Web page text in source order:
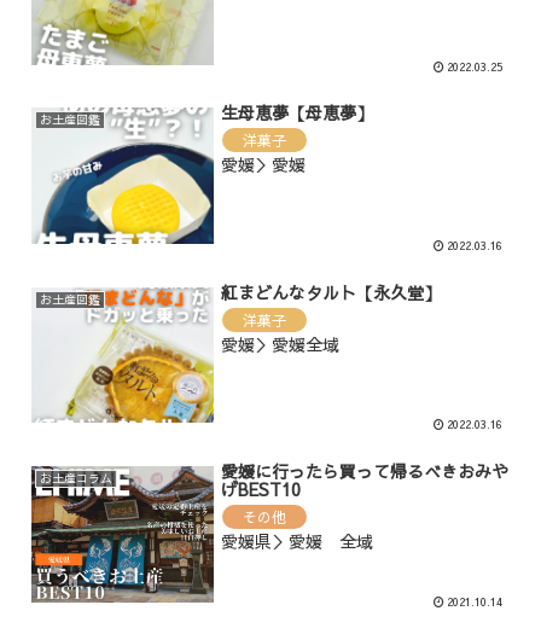
2022.03.25
お土産図鑑 生母恵夢【母恵夢】
洋菓子
愛媛＞愛媛
2022.03.16
お土産図鑑 紅まどんなタルト【永久堂】
洋菓子
愛媛＞愛媛全域
2022.03.16
お土産コラム 愛媛に行ったら買って帰るべきおみや
げBEST10
その他
愛媛県＞愛媛 全域
2021.10.14